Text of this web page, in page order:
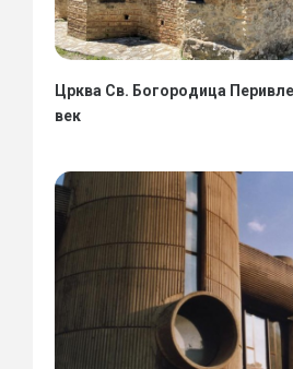
Црква Св. Богородица
век